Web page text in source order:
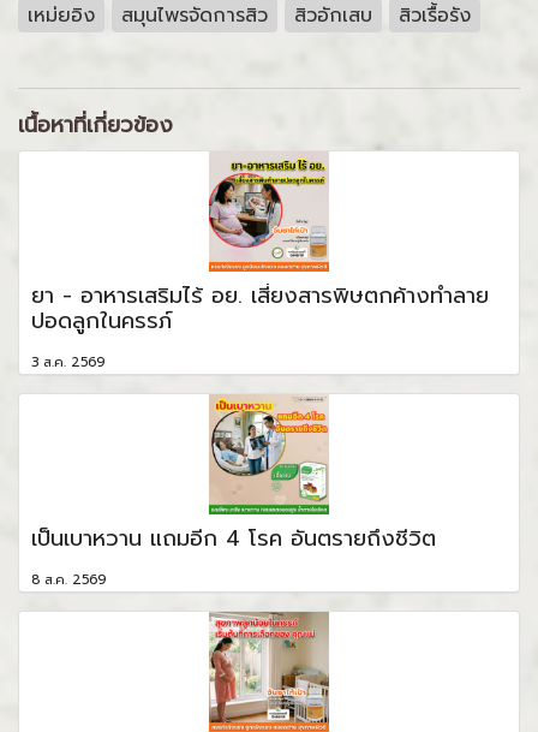
เหม่ยอิง สมุนไพรจัดการสิว สิวอักเสบ สิวเรื้อรัง
เนื้อหาที่เกี่ยวข้อง
ยา - อาหารเสริมไร้ อย. เสี่ยงสารพิษตกค้างทำลาย
ปอดลูกในครรภ์
3 ส.ค. 2569
เป็นเบาหวาน แถมอีก 4 โรค อันตรายถึงชีวิต
8 ส.ค. 2569